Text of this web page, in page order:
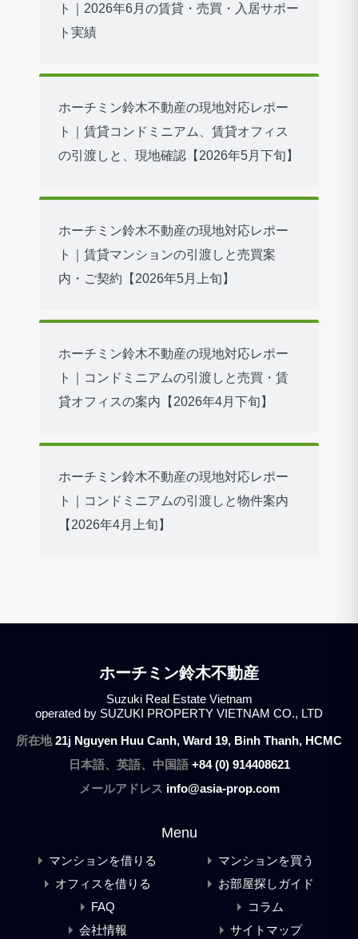
ト｜2026年6月の賃貸・売買・入居サポー
ト実績
ホーチミン鈴木不動産の現地対応レポー
ト｜賃貸コンドミニアム、賃貸オフィス
の引渡しと、現地確認【2026年5月下旬】
ホーチミン鈴木不動産の現地対応レポー
ト｜賃貸マンションの引渡しと売買案
内・ご契約【2026年5月上旬】
ホーチミン鈴木不動産の現地対応レポー
ト｜コンドミニアムの引渡しと売買・賃
貸オフィスの案内【2026年4月下旬】
ホーチミン鈴木不動産の現地対応レポー
ト｜コンドミニアムの引渡しと物件案内
【2026年4月上旬】
ホーチミン鈴木不動産
Suzuki Real Estate Vietnam
operated by SUZUKI PROPERTY VIETNAM CO., LTD
所在地21j Nguyen Huu Canh, Ward 19, Binh Thanh, HCMC
日本語、英語、中国語 +84 (0) 914408621
メールアドレス info@asia-prop.com
Menu
マンションを借りる
マンションを買う
オフィスを借りる
お部屋探しガイド
FAQ
コラム
会社情報
サイトマップ